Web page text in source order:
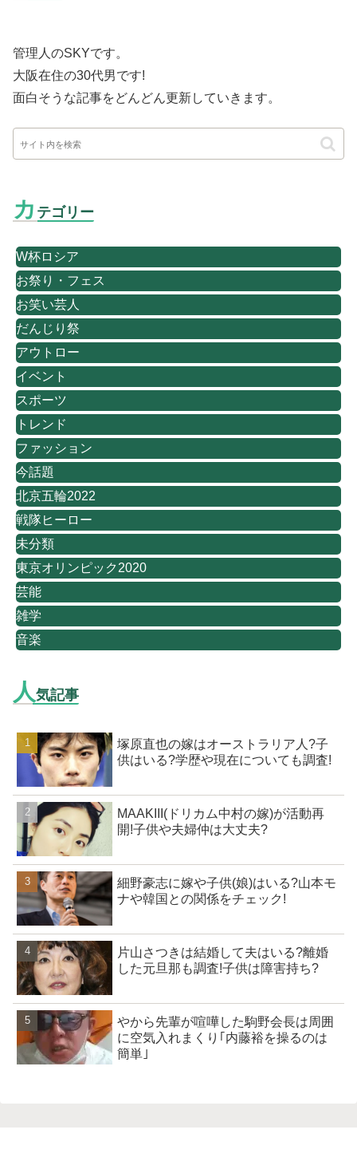
管理人のSKYです。
大阪在住の30代男です!
面白そうな記事をどんどん更新していきます。
カ テゴリー
W杯ロシア
お祭り・フェス
お笑い芸人
だんじり祭
アウトロー
イベント
スポーツ
トレンド
ファッション
今話題
北京五輪2022
戦隊ヒーロー
未分類
東京オリンピック2020
芸能
雑学
音楽
人気記事
塚原直也の嫁はオーストラリア人?子
供はいる?学歴や現在についても調査!
MAAKIII(ドリカム中村の嫁)が活動再
開!子供や夫婦仲は大丈夫?
細野豪志に嫁や子供(娘)はいる?山本モ
ナや韓国との関係をチェック!
片山さつきは結婚して夫はいる?離婚
した元旦那も調査!子供は障害持ち?
やから先輩が喧嘩した駒野会長は周囲
に空気入れまくり｢内藤裕を操るのは
簡単｣